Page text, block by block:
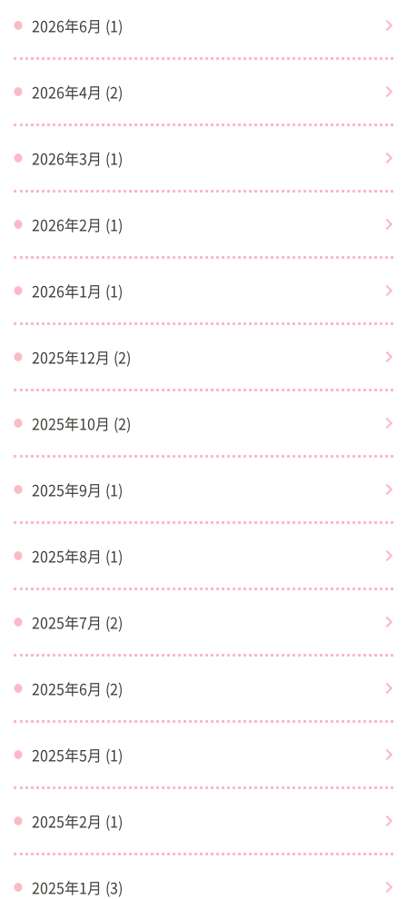
2026年6月 (1)
2026年4月 (2)
2026年3月 (1)
2026年2月 (1)
2026年1月 (1)
2025年12月 (2)
2025年10月 (2)
2025年9月 (1)
2025年8月 (1)
2025年7月 (2)
2025年6月 (2)
2025年5月 (1)
2025年2月 (1)
2025年1月 (3)